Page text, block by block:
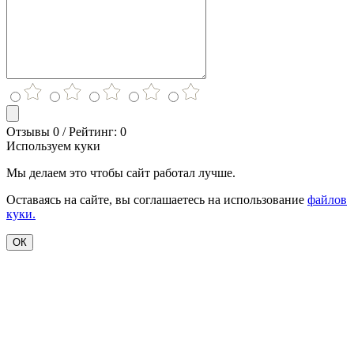
Отзывы 0 / Рейтинг: 0
Используем куки
Мы делаем это чтобы сайт работал лучше.
Оставаясь на сайте, вы соглашаетесь на использование файлов
куки.
ОК